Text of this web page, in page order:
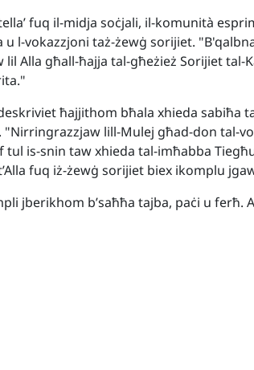
fuq il-midja soċjali, il-komunità
u l-vokazzjoni taż-żewġ sorijiet.
Alla għall-ħajja tal-għeżież Sorijiet tal-
ħajjithom bħala xhieda sabiħa
"Nirringrazzjaw lill-Mulej għad-don tal-
tul is-snin taw xhieda tal-imħabba
fuq iż-żewġ sorijiet biex ikomplu
jberikhom b’saħħa tajba, paċi u ferħ.